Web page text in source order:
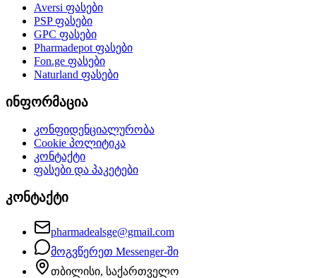
Aversi ფასები
PSPფასები
GPC ფასები
Pharmadepot ფასები
Fon.ge ფასები
Naturland ფასები
ინფორმაცია
კონფიდენციალურობა
Cookie პოლიტიკა
კონტაქტი
ფასები და პაკეტები
კონტაქტი
pharmadealsge@gmail.com
მოგვწერეთ Messenger-ში
თბილისი, საქართველო